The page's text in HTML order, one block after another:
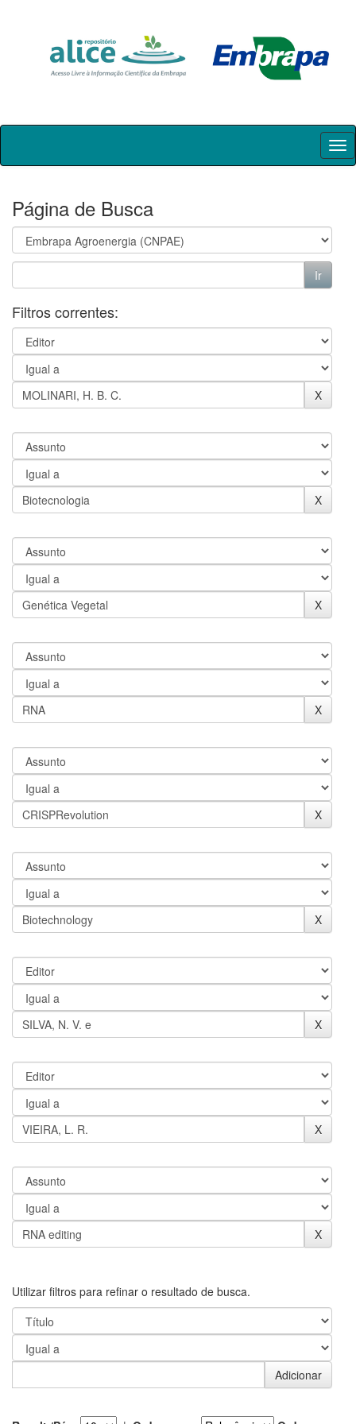
Skip
Página de Busca
Filtros correntes:
Utilizar filtros para refinar o resultado de busca.